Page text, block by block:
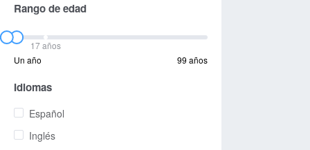
Rango de edad
17 años
Un año
99 años
Idiomas
Español
Inglés